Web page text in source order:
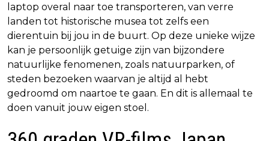
laptop overal naar toe transporteren, van verre
landen tot historische musea tot zelfs een
dierentuin bij jou in de buurt. Op deze unieke wijze
kan je persoonlijk getuige zijn van bijzondere
natuurlijke fenomenen, zoals natuurparken, of
steden bezoeken waarvan je altijd al hebt
gedroomd om naartoe te gaan. En dit is allemaal te
doen vanuit jouw eigen stoel.